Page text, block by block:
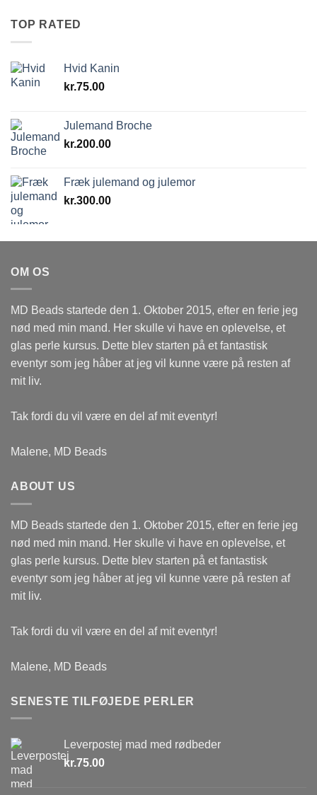
TOP RATED
Hvid Kanin
kr.75.00
Julemand Broche
kr.200.00
Fræk julemand og julemor
kr.300.00
OM OS
MD Beads startede den 1. Oktober 2015, efter en ferie jeg
nød med min mand. Her skulle vi have en oplevelse, et
glas perle kursus. Dette blev starten på et fantastisk
eventyr som jeg håber at jeg vil kunne være på resten af
mit liv.
Tak fordi du vil være en del af mit eventyr!
Malene, MD Beads
ABOUT US
MD Beads startede den 1. Oktober 2015, efter en ferie jeg
nød med min mand. Her skulle vi have en oplevelse, et
glas perle kursus. Dette blev starten på et fantastisk
eventyr som jeg håber at jeg vil kunne være på resten af
mit liv.
Tak fordi du vil være en del af mit eventyr!
Malene, MD Beads
SENESTE TILFØJEDE PERLER
Leverpostej mad med rødbeder
kr.75.00